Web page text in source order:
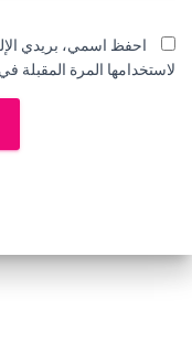
احفظ اسمي، بريدي
لاستخدامها المرة المقبلة